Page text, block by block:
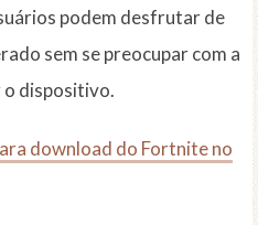
podem desfrutar de
sem se preocupar com a
o dispositivo.
download do Fortnite no